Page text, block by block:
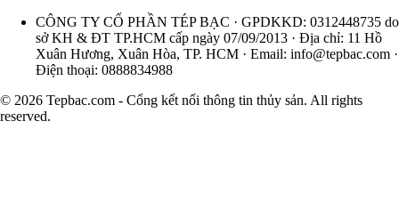
CÔNG TY CỔ PHẦN TÉP BẠC · GPDKKD: 0312448735 do
sở KH & ĐT TP.HCM cấp ngày 07/09/2013 · Địa chỉ: 11 Hồ
Xuân Hương, Xuân Hòa, TP. HCM · Email: info@tepbac.com ·
Điện thoại: 0888834988
© 2026 Tepbac.com - Cổng kết nối thông tin thủy sản. All rights
reserved.